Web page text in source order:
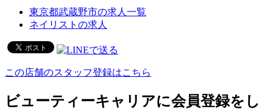
東京都武蔵野市の求人一覧
ネイリストの求人
この店舗のスタッフ登録はこちら
ビューティーキャリアに会員登録をし